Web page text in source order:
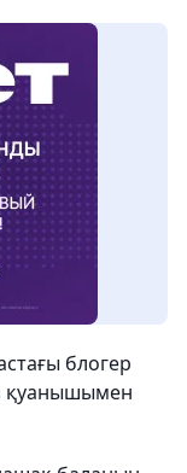
блогер
қуанышымен